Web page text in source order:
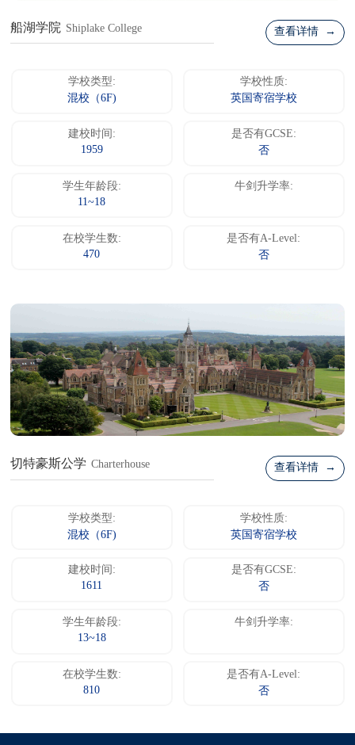
船湖学院 Shiplake College 查看详情 →
学校类型:
混校（6F)
学校性质:
英国寄宿学校
建校时间:
1959
是否有GCSE:
否
学生年龄段:
11~18
牛剑升学率:
在校学生数:
470
是否有A-Level:
否
切特豪斯公学 Charterhouse 查看详情 →
学校类型:
混校（6F)
学校性质:
英国寄宿学校
建校时间:
1611
是否有GCSE:
否
学生年龄段:
13~18
牛剑升学率:
在校学生数:
810
是否有A-Level:
否